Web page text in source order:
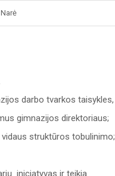
Narė
darbo tvarkos taisykles,
gimnazijos direktoriaus;
struktūros tobulinimo;
iniciatyvas ir teikia